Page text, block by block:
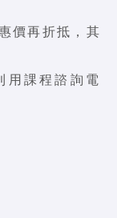
價再折抵，其
用課程諮詢電